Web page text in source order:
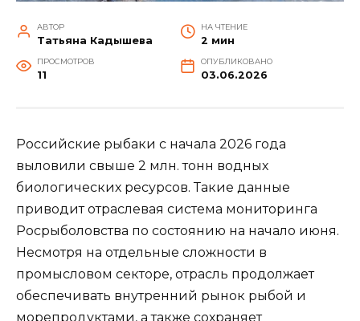
АВТОР
Татьяна Кадышева
НА ЧТЕНИЕ
2 мин
ПРОСМОТРОВ
11
ОПУБЛИКОВАНО
03.06.2026
Российские рыбаки с начала 2026 года
выловили свыше 2 млн. тонн водных
биологических ресурсов. Такие данные
приводит отраслевая система мониторинга
Росрыболовства по состоянию на начало июня.
Несмотря на отдельные сложности в
промысловом секторе, отрасль продолжает
обеспечивать внутренний рынок рыбой и
морепродуктами, а также сохраняет